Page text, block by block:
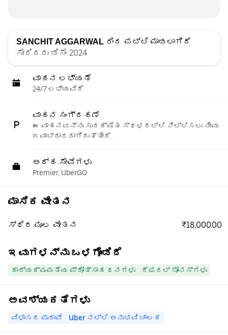
SANCHIT AGGARWAL ರಿಂದ ಪಟ್ಟಿ ಮಾಡಲಾಗಿದೆ
ಸೇರಿದರು ಡಿಸೆಂ 2024
ವಾಹನ ಲಭ್ಯತೆ
24/7 ಲಭ್ಯವಿದೆ
ವಾಹನ ಸಂಗ್ರಹಣೆ
ಈ ವಾಹನವನ್ನು ಸುರಕ್ಷಿತ ಸ್ಥಳದಲ್ಲಿ ನಿಲ್ಲಿಸಲು ನೀವು
ಜವಾಬ್ದಾರರಾಗಿರುತ್ತೀರಿ.
ಅರ್ಹ ಸೇವೆಗಳು
Premier, UberGO
ಮಾಸಿಕ ವೇತನ
ಸ್ಥಿರ ಮೂಲ ವೇತನ ₹18,000.00
ಇವುಗಳನ್ನು ಒಳಗೊಂಡಿದೆ
ಕಾರ್ಯಕ್ಷಮತೆಯ ಪ್ರೋತ್ಸಾಹ ಧನಗಳು ರೆಫರಲ್ ಬೋನಸ್‌ಗಳು
ಅವಶ್ಯಕತೆಗಳು
ವಿಳಾಸದ ಪುರಾವೆ Uber ನಲ್ಲಿ ಅನುಭವಿ ಚಾಲಕ